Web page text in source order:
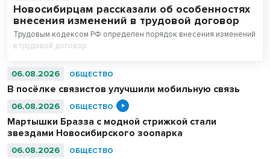
Новосибирцам рассказали об особенностях
внесения изменений в трудовой договор
Трудовым кодексом РФ определен порядок внесения изменений
в трудовой договор.
06.08.2026 ОБЩЕСТВО
В посёлке связистов улучшили мобильную связь
06.08.2026 ОБЩЕСТВО
Мартышки Бразза с модной стрижкой стали
звездами Новосибирского зоопарка
06.08.2026 ОБЩЕСТВО